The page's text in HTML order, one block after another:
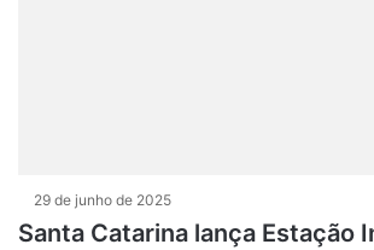
29 de junho de 2025
Santa Catarina lança Estação